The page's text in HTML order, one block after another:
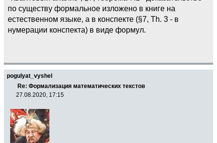
по существу формальное изложено в книге на
естественном языке, а в конспекте (§7, Th. 3 - в
нумерации конспекта) в виде формул.
pogulyat_vyshel
Re: Формализация математических текстов
27.08.2020, 17:15